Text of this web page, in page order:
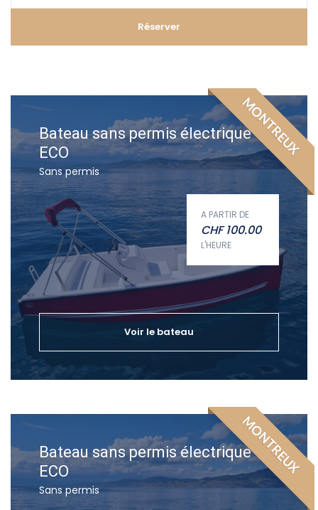
Réserver
MONTREUX
Bateau sans permis électrique
ECO
Sans permis
A PARTIR DE
CHF100.00
L'HEURE
Voir le bateau
MONTREUX
Bateau sans permis électrique
ECO
Sans permis